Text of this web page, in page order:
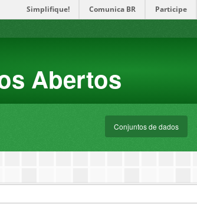
Simplifique! Comunica BR Participe
Abertos
Conjuntos de dados